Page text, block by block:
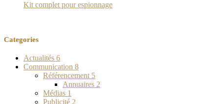
Kit complet pour espionnage
Categories
Actualités 6
Communication 8
Référencement 5
Annuaires 2
Médias 1
Publicité 2